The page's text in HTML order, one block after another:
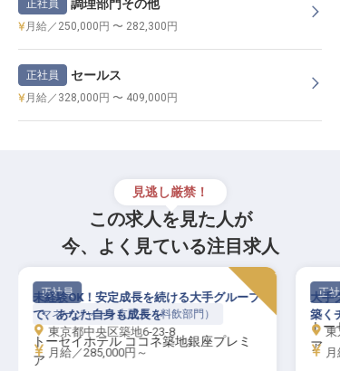
正社員 調理部門その他
月給／250,000円 〜 282,300円
正社員 セールス
月給／328,000円 〜 409,000円
見逃し厳禁！
この求人を見た人が
今、よく見ている注目求人
正社員
マネージャー・支配人（料飲部門）
トーセイホテル ココネ築地銀座プレミ
ア
未経験OK！安定成長を続ける大手グループ
で、あなた自身も成長を
東京都中央区築地6-23-8
月給／285,000円～
正社
トー
ア
大手
築く
東